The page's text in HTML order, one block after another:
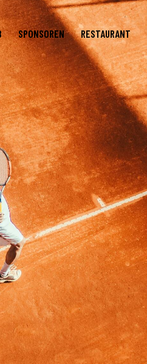
SPONSOREN RESTAURANT